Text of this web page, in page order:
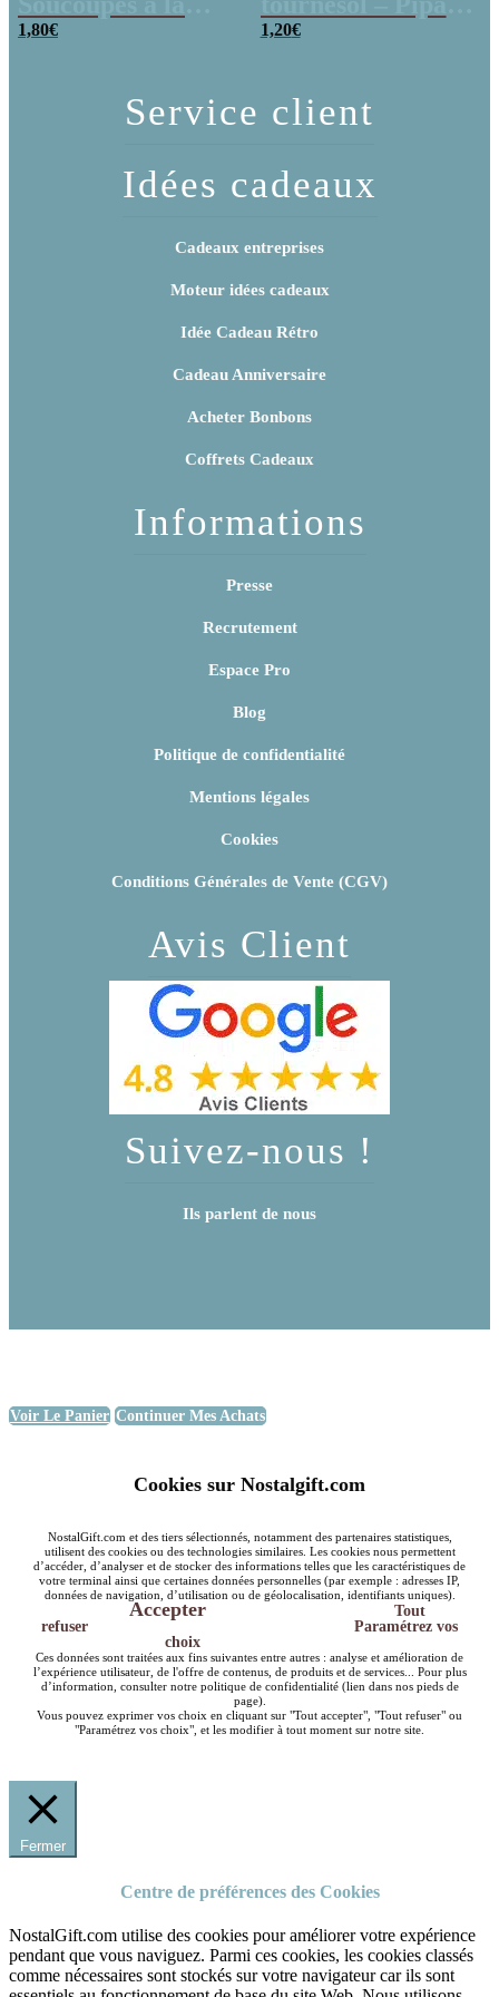
poudre (x20)
1,80€
x 3
1,20€
Service client
Idées cadeaux
Cadeaux entreprises
Moteur idées cadeaux
Idée Cadeau Rétro
Cadeau Anniversaire
Acheter Bonbons
Coffrets Cadeaux
Informations
Presse
Recrutement
Espace Pro
Blog
Politique de confidentialité
Mentions légales
Cookies
Conditions Générales de Vente (CGV)
Avis Client
Suivez-nous !
Ils parlent de nous
Voir Le Panier Continuer Mes Achats
Cookies sur Nostalgift.com
NostalGift.com et des tiers sélectionnés, notamment des partenaires statistiques,
utilisent des cookies ou des technologies similaires. Les cookies nous permettent
d’accéder, d’analyser et de stocker des informations telles que les caractéristiques de
votre terminal ainsi que certaines données personnelles (par exemple : adresses IP,
données de navigation, d’utilisation ou de géolocalisation, identifiants uniques).
Accepter
Tout
refuser
Paramétrez vos
choix
Ces données sont traitées aux fins suivantes entre autres : analyse et amélioration de
l’expérience utilisateur, de l'offre de contenus, de produits et de services... Pour plus
d’information, consulter notre politique de confidentialité (lien dans nos pieds de
page).
Vous pouvez exprimer vos choix en cliquant sur "Tout accepter", "Tout refuser" ou
"Paramétrez vos choix", et les modifier à tout moment sur notre site.
Fermer
Centre de préférences des Cookies
NostalGift.com utilise des cookies pour améliorer votre expérience
pendant que vous naviguez. Parmi ces cookies, les cookies classés
comme nécessaires sont stockés sur votre navigateur car ils sont